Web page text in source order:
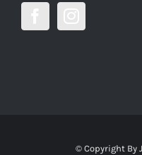
© Copyright By